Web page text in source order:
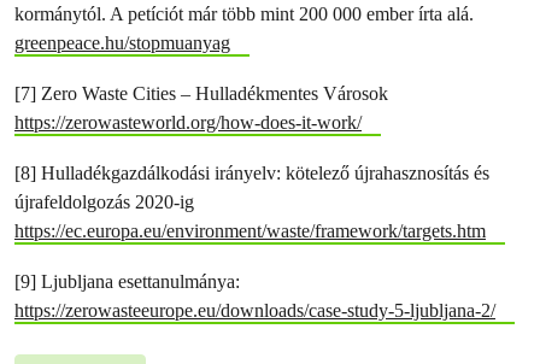
kormánytól. A petíciót már több mint 200 000 ember írta alá.
greenpeace.hu/stopmuanyag
[7] Zero Waste Cities – Hulladékmentes Városok
https://zerowasteworld.org/how-does-it-work/
[8] Hulladékgazdálkodási irányelv: kötelező újrahasznosítás és
újrafeldolgozás 2020-ig
https://ec.europa.eu/environment/waste/framework/targets.htm
[9] Ljubljana esettanulmánya:
https://zerowasteeurope.eu/downloads/case-study-5-ljubljana-2/